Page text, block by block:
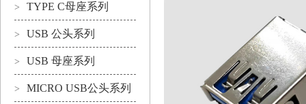
> TYPE C母座系列
> USB 公头系列
> USB 母座系列
> MICRO USB公头系列